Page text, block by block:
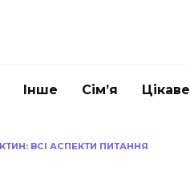
Інше Сім’я Цікаве
ВСІ АСПЕКТИ ПИТАННЯ